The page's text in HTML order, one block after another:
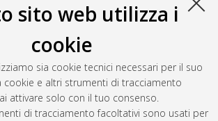
sito web utilizza i
cookie
sia cookie tecnici necessari per il suo
cookie e altri strumenti di tracciamento
attivare solo con il tuo consenso.
di tracciamento facoltativi sono usati per